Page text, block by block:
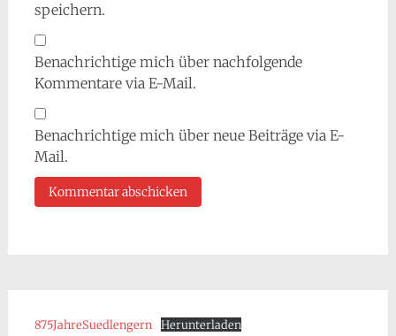
speichern.
Benachrichtige mich über nachfolgende
Kommentare via E-Mail.
Benachrichtige mich über neue Beiträge via E-
Mail.
875JahreSuedlengern Herunterladen